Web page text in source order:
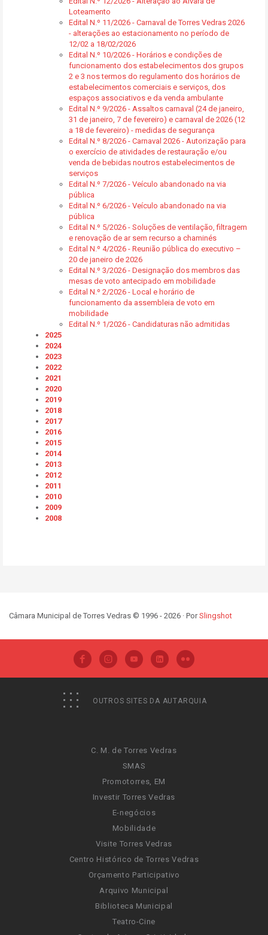
Loteamento
Edital N.º 11/2026 - Carnaval de Torres Vedras 2026
- alterações ao estacionamento no período de
12/02 a 18/02/2026
Edital N.º 10/2026 - Horários e condições de
funcionamento dos estabelecimentos dos grupos
2 e 3 nos termos do regulamento dos horários de
estabelecimentos comerciais e serviços, dos
espaços associativos e da venda ambulante
Edital N.º 9/2026 - Assaltos carnaval (24 de janeiro,
31 de janeiro, 7 de fevereiro) e carnaval de 2026 (12
a 18 de fevereiro) - medidas de segurança
Edital N.º 8/2026 - Carnaval 2026 - Autorização para
o exercício de atividades de restauração e/ou
venda de bebidas noutros estabelecimentos de
serviços
Edital N.º 7/2026 - Veículo abandonado na via
pública
Edital N.º 6/2026 - Veículo abandonado na via
pública
Edital N.º 5/2026 - Soluções de ventilação, filtragem
e renovação de ar sem recurso a chaminés
Edital N.º 4/2026 - Reunião pública do executivo –
20 de janeiro de 2026
Edital N.º 3/2026 - Designação dos membros das
mesas de voto antecipado em mobilidade
Edital N.º 2/2026 - Local e horário de
funcionamento da assembleia de voto em
mobilidade
Edital N.º 1/2026 - Candidaturas não admitidas
2025
2024
2023
2022
2021
2020
2019
2018
2017
2016
2015
2014
2013
2012
2011
2010
2009
2008
Câmara Municipal de Torres Vedras © 1996 - 2026 · PorSlingshot
OUTROS SITES DA AUTARQUIA
C. M. de Torres Vedras
SMAS
Promotorres, EM
Investir Torres Vedras
E-negócios
Mobilidade
Visite Torres Vedras
Centro Histórico de Torres Vedras
Orçamento Participativo
Arquivo Municipal
Biblioteca Municipal
Teatro-Cine